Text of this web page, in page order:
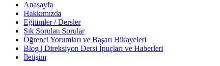
Anasayfa
Hakkımızda
Eğitimler / Dersler
Sık Sorulan Sorular
Öğrenci Yorumları ve Başarı Hikayeleri
Blog | Direksiyon Dersi İpuçları ve Haberleri
İletişim